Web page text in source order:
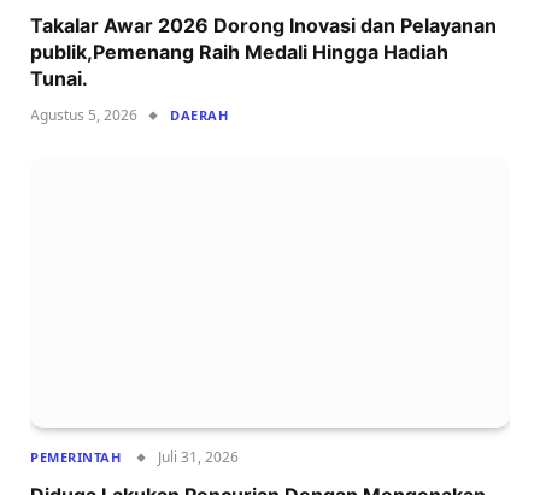
Takalar Awar 2026 Dorong Inovasi dan Pelayanan
publik,Pemenang Raih Medali Hingga Hadiah
Tunai.
Agustus 5, 2026 DAERAH
PEMERINTAH Juli 31, 2026